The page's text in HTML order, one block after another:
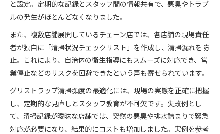
と設定。定期的な記録とスタッフ間の情報共有で、悪臭やトラブ
ルの発生がほとんどなくなりました。
また、複数店舗展開しているチェーン店では、各店舗の現場責任
者が独自に「清掃状況チェックリスト」を作成し、清掃漏れを防
止。これにより、自治体の衛生指導にもスムーズに対応でき、営
業停止などのリスクを回避できたという声も寄せられています。
グリストラップ清掃頻度の最適化には、現場の実態を正確に把握
し、定期的な見直しとスタッフ教育が不可欠です。失敗例とし
て、清掃記録が曖昧な店舗では、突然の悪臭や排水詰まりで緊急
対応が必要になり、結果的にコストも増加しました。実例を参考